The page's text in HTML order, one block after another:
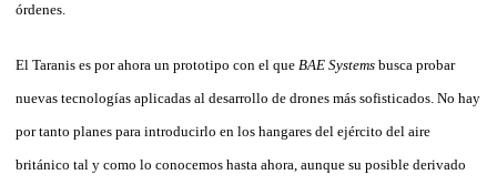
órdenes.
El Taranis es por ahora un prototipo con el que BAE Systems busca probar
nuevas tecnologías aplicadas al desarrollo de drones más sofisticados. No hay
por tanto planes para introducirlo en los hangares del ejército del aire
británico tal y como lo conocemos hasta ahora, aunque su posible derivado